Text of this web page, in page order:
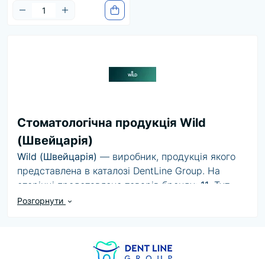
Стоматологічна продукція Wild
(Швейцарія)
Wild (Швейцарія) — виробник, продукція якого
представлена в каталозі DentLine Group. На
сторінці представлено товарів бренду: 11 . Тут
можна переглянути доступні товари бренду,
Під час вибору продукції Wild (Швейцарія)
Розгорнути